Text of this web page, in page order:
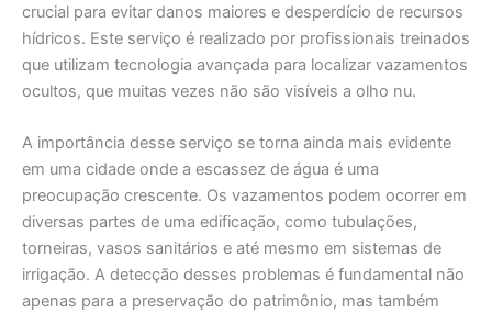
crucial para evitar danos maiores e desperdício de recursos
hídricos. Este serviço é realizado por profissionais treinados
que utilizam tecnologia avançada para localizar vazamentos
ocultos, que muitas vezes não são visíveis a olho nu.
A importância desse serviço se torna ainda mais evidente
em uma cidade onde a escassez de água é uma
preocupação crescente. Os vazamentos podem ocorrer em
diversas partes de uma edificação, como tubulações,
torneiras, vasos sanitários e até mesmo em sistemas de
irrigação. A detecção desses problemas é fundamental não
apenas para a preservação do patrimônio, mas também